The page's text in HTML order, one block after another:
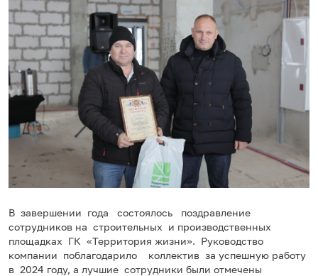
В завершении года состоялось поздравление
сотрудников на строительных и производственных
площадках ГК «Территория жизни». Руководство
компании поблагодарило коллектив за успешную работу
в 2024 году, а лучшие сотрудники были отмечены